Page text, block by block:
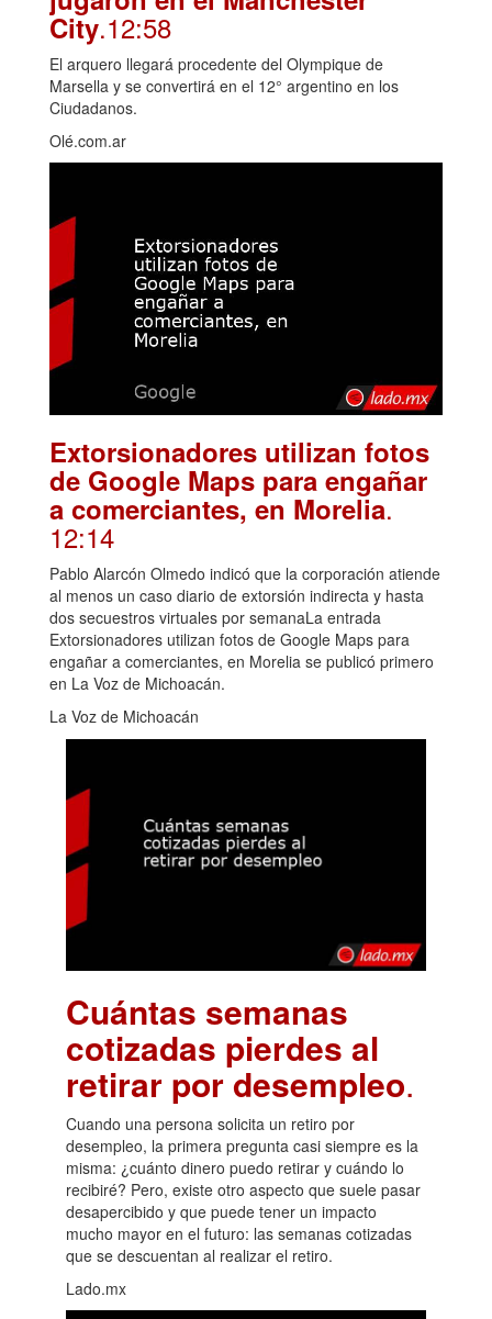
City.12:58
El arquero llegará procedente del Olympique de
Marsella y se convertirá en el 12° argentino en los
Ciudadanos.
Olé.com.ar
Extorsionadores utilizan fotos
de Google Maps para engañar
a comerciantes, en Morelia.
12:14
Pablo Alarcón Olmedo indicó que la corporación atiende
al menos un caso diario de extorsión indirecta y hasta
dos secuestros virtuales por semanaLa entrada
Extorsionadores utilizan fotos de Google Maps para
engañar a comerciantes, en Morelia se publicó primero
en La Voz de Michoacán.
La Voz de Michoacán
Cuántas semanas
cotizadas pierdes al
retirar por desempleo.
Cuando una persona solicita un retiro por
desempleo, la primera pregunta casi siempre es la
misma: ¿cuánto dinero puedo retirar y cuándo lo
recibiré? Pero, existe otro aspecto que suele pasar
desapercibido y que puede tener un impacto
mucho mayor en el futuro: las semanas cotizadas
que se descuentan al realizar el retiro.
Lado.mx